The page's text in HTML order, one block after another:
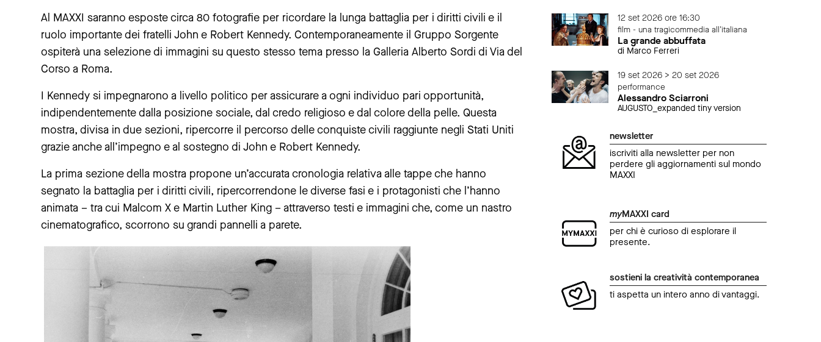
Al MAXXI saranno esposte circa 80 fotografie per ricordare la lunga battaglia per i diritti civili e il
ruolo importante dei fratelli John e Robert Kennedy. Contemporaneamente il Gruppo Sorgente
ospiterà una selezione di immagini su questo stesso tema presso la Galleria Alberto Sordi di Via del
Corso a Roma.
I Kennedy si impegnarono a livello politico per assicurare a ogni individuo pari opportunità,
indipendentemente dalla posizione sociale, dal credo religioso e dal colore della pelle. Questa
mostra, divisa in due sezioni, ripercorre il percorso delle conquiste civili raggiunte negli Stati Uniti
grazie anche all’impegno e al sostegno di John e Robert Kennedy.
La prima sezione della mostra propone un’accurata cronologia relativa alle tappe che hanno
segnato la battaglia per i diritti civili, ripercorrendone le diverse fasi e i protagonisti che l’hanno
animata – tra cui Malcom X e Martin Luther King – attraverso testi e immagini che, come un nastro
cinematografico, scorrono su grandi pannelli a parete.
12 set 2026 ore 16:30
film - una tragicommedia all'italiana
La grande abbuffata
di Marco Ferreri
19 set 2026 > 20 set 2026
performance
Alessandro Sciarroni
AUGUSTO_expanded tiny version
newsletter
iscriviti alla newsletter per non
perdere gli aggiornamenti sul mondo
MAXXI
myMAXXI card
per chi è curioso di esplorare il
presente.
sostieni la creatività contemporanea
ti aspetta un intero anno di vantaggi.